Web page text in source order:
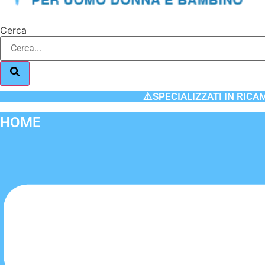
Cerca
⚠️SPECIALIZZATI IN
HOME